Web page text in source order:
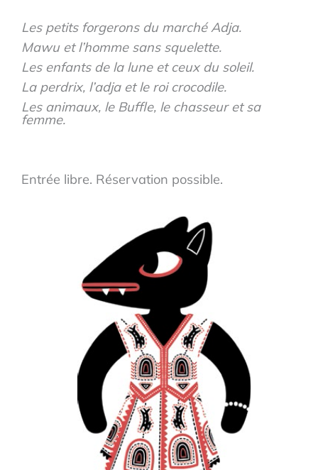
Les petits forgerons du marché Adja.
Mawu et l’homme sans squelette.
Les enfants de la lune et ceux du soleil.
La perdrix, l’adja et le roi crocodile.
Les animaux, le Buffle, le chasseur et sa
femme.
Entrée libre. Réservation possible.